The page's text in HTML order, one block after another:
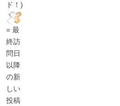
ド！)
= 最
終訪
問日
以降
の新
しい
投稿